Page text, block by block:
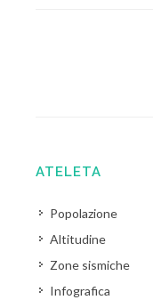
ATELETA
Popolazione
Altitudine
Zone sismiche
Infografica